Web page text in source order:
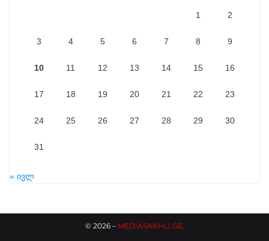
1 2
3 4 5 6 7 8 9
10 11 12 13 14 15 16
17 18 19 20 21 22 23
24 25 26 27 28 29 30
31
« ივლ
© 2026– MEDIASAKHLI.GE.